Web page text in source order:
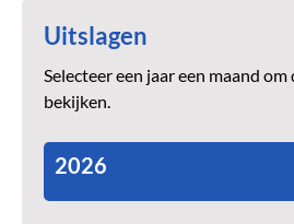
Uitslagen
Selecteer een jaar een maand
bekijken.
2026